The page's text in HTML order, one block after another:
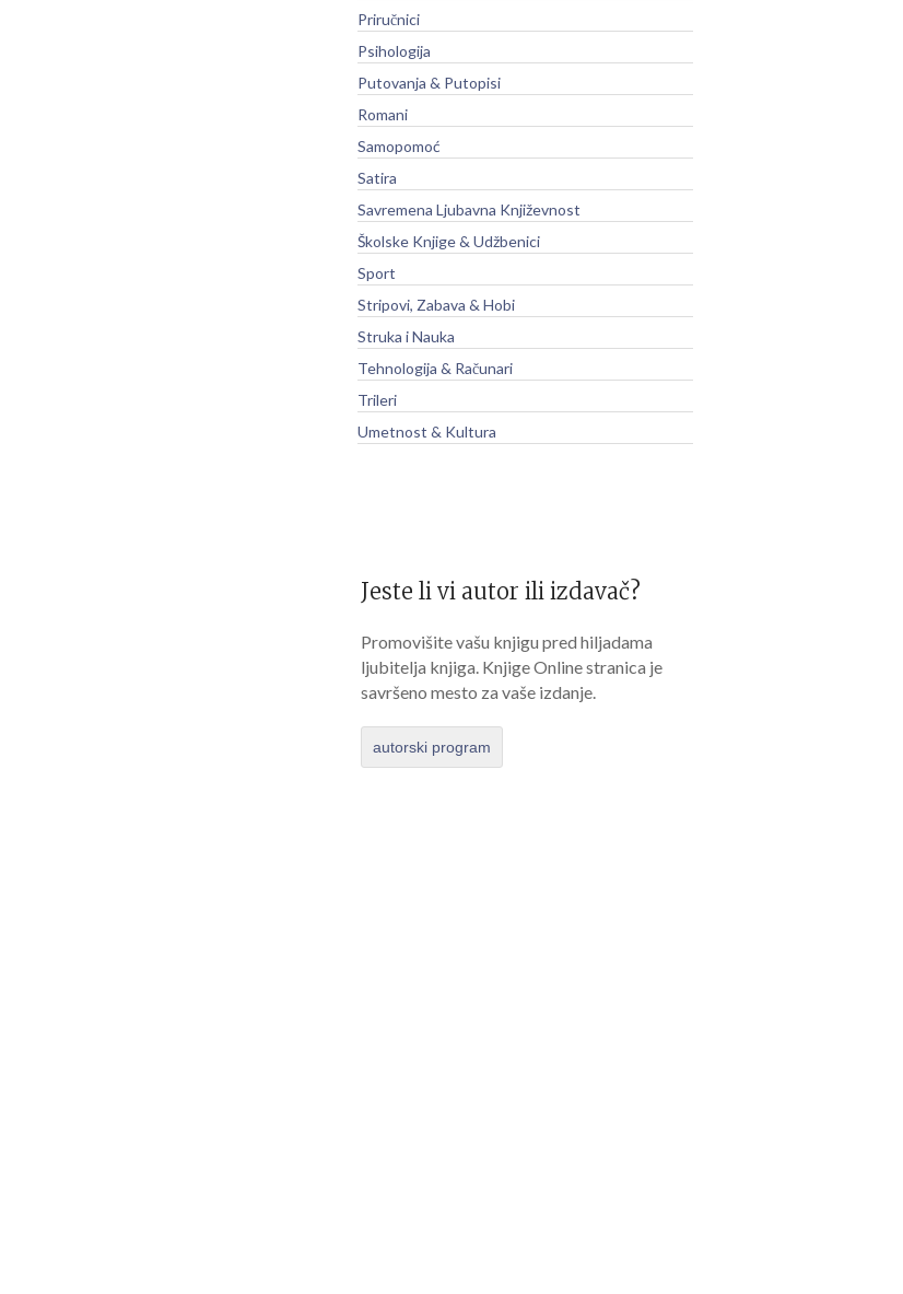
Priručnici
Psihologija
Putovanja & Putopisi
Romani
Samopomoć
Satira
Savremena Ljubavna Književnost
Školske Knjige & Udžbenici
Sport
Stripovi, Zabava & Hobi
Struka i Nauka
Tehnologija & Računari
Trileri
Umetnost & Kultura
Jeste li vi autor ili izdavač?
Promovišite vašu knjigu pred hiljadama
ljubitelja knjiga. Knjige Online stranica je
savršeno mesto za vaše izdanje.
autorski program